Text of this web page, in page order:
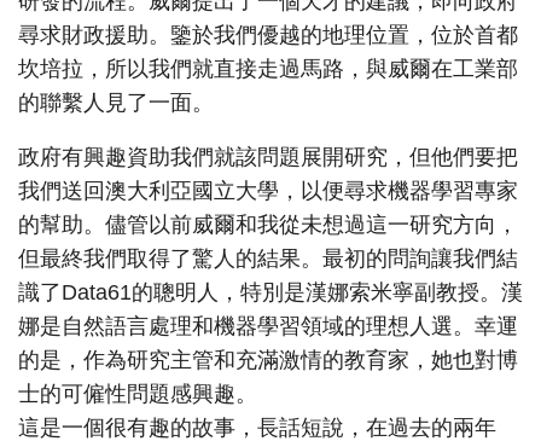
尋求財政援助。鑒於我們優越的地理位置，位於首都
坎培拉，所以我們就直接走過馬路，與威爾在工業部
的聯繫人見了一面。
政府有興趣資助我們就該問題展開研究，但他們要把
我們送回澳大利亞國立大學，以便尋求機器學習專家
的幫助。儘管以前威爾和我從未想過這一研究方向，
但最終我們取得了驚人的結果。最初的問詢讓我們結
識了Data61的聰明人，特別是漢娜索米寧副教授。漢
娜是自然語言處理和機器學習領域的理想人選。幸運
的是，作為研究主管和充滿激情的教育家，她也對博
士的可僱性問題感興趣。
這是一個很有趣的故事，長話短說，在過去的兩年